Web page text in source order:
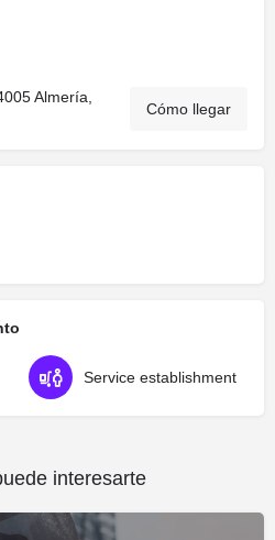
Almería,
Cómo llegar
Service establishment
interesarte